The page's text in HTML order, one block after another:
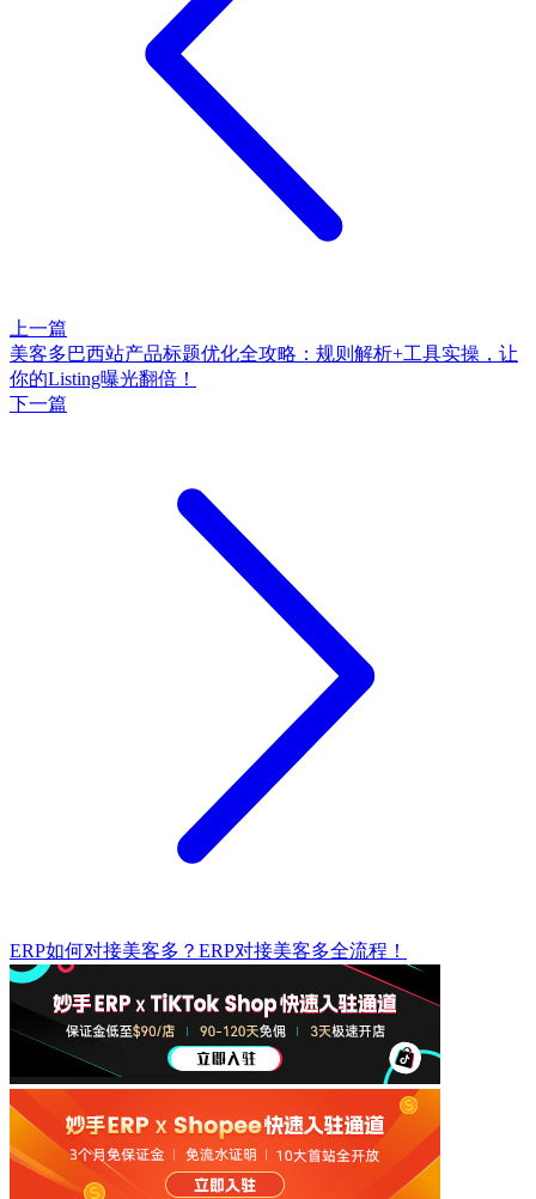
上一篇
美客多巴西站产品标题优化全攻略：规则解析+工具实操，让
你的Listing曝光翻倍！
下一篇
ERP如何对接美客多？ERP对接美客多全流程！